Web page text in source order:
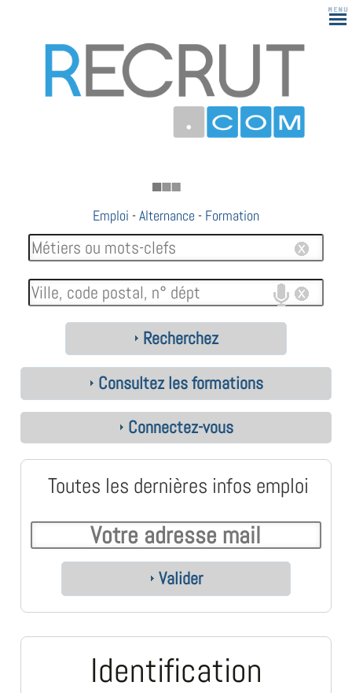
183
Emploi -Alternance - Formation
Recherchez
Consultez les formations
Connectez-vous
Toutes les dernières infos emploi
Valider
Identification